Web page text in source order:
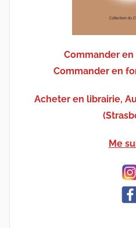
Commander
Commander en
Acheter en librairie,
Me